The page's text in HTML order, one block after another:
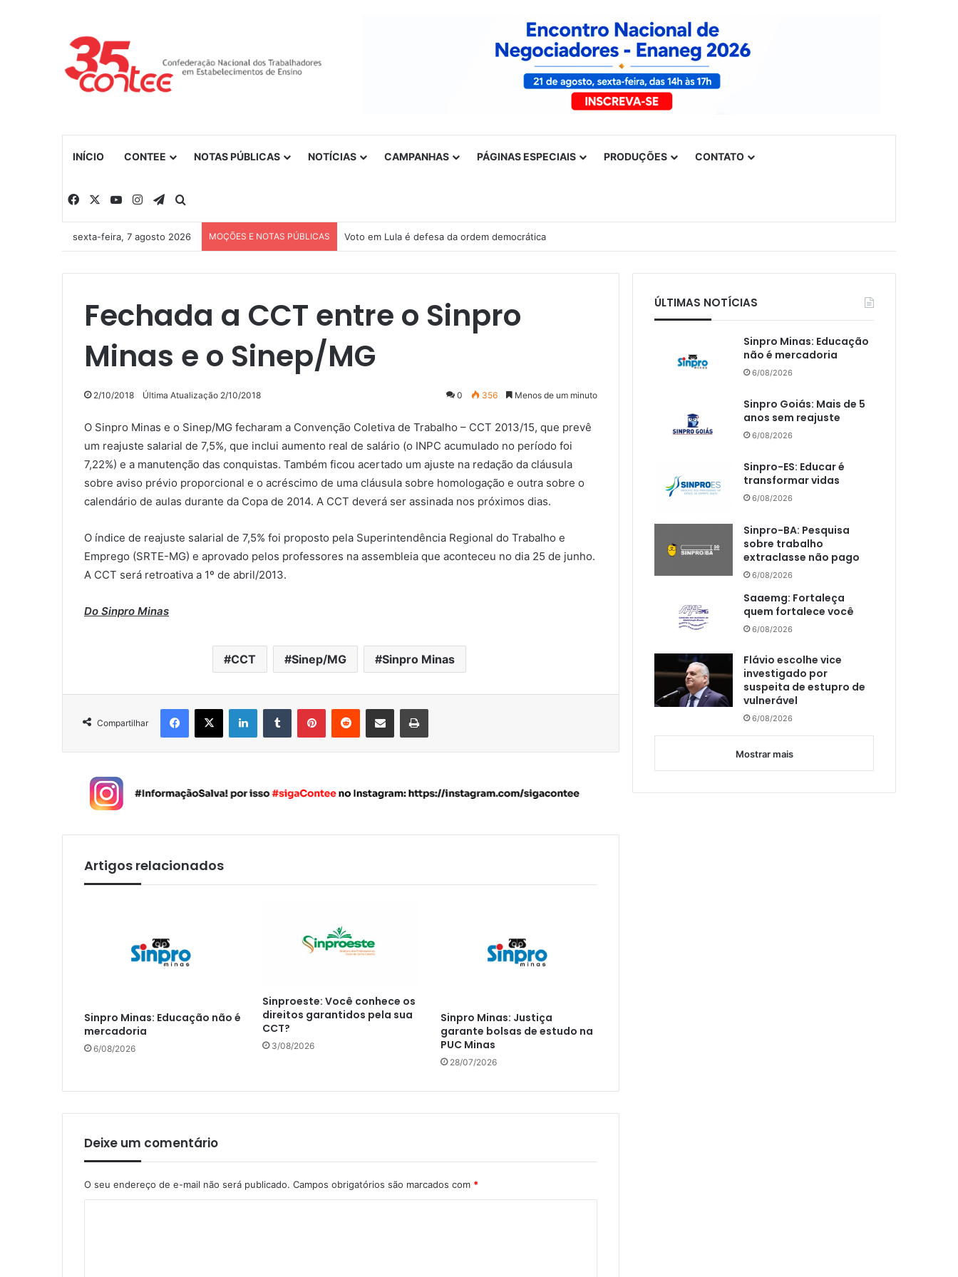
INÍCIO CONTEE NOTAS PÚBLICAS NOTÍCIAS CAMPANHAS PÁGINAS ESPECIAIS PRODUÇÕES CONTATO
Facebook YouTubeInstagramTelegram
sexta-feira, 7 agosto 2026 MOÇÕES E NOTAS PÚBLICAS Voto em Lula é defesa da ordem democrática
Fechada a CCT entre o Sinpro
Minas e o Sinep/MG
2/10/2018 Última Atualização 2/10/2018 0 356 Menos de um minuto
O Sinpro Minas e o Sinep/MG fecharam a Convenção Coletiva de Trabalho – CCT 2013/15, que prevê
um reajuste salarial de 7,5%, que inclui aumento real de salário (o INPC acumulado no período foi
7,22%) e a manutenção das conquistas. Também ficou acertado um ajuste na redação da cláusula
sobre aviso prévio proporcional e o acréscimo de uma cláusula sobre homologação e outra sobre o
calendário de aulas durante da Copa de 2014. A CCT deverá ser assinada nos próximos dias.
O índice de reajuste salarial de 7,5% foi proposto pela Superintendência Regional do Trabalho e
Emprego (SRTE-MG) e aprovado pelos professores na assembleia que aconteceu no dia 25 de junho.
A CCT será retroativa a 1º de abril/2013.
Do Sinpro Minas
CCT Sinep/MG Sinpro Minas
Compartilhar
Artigos relacionados
Sinpro Minas: Educação não é
mercadoria
6/08/2026
Sinproeste: Você conhece os
direitos garantidos pela sua
CCT?
3/08/2026
Sinpro Minas: Justiça
garante bolsas de estudo na
PUC Minas
28/07/2026
Deixe um comentário
O seu endereço de e-mail não será publicado. Campos obrigatórios são marcados com *
ÚLTIMAS NOTÍCIAS
Sinpro Minas: Educação
não é mercadoria
6/08/2026
Sinpro Goiás: Mais de 5
anos sem reajuste
6/08/2026
Sinpro-ES: Educar é
transformar vidas
6/08/2026
Sinpro-BA: Pesquisa
sobre trabalho
extraclasse não pago
6/08/2026
Saaemg: Fortaleça
quem fortalece você
6/08/2026
Flávio escolhe vice
investigado por
suspeita de estupro de
vulnerável
6/08/2026
Mostrar mais